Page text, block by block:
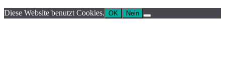
Diese Website benutzt Cookies. OK Nein